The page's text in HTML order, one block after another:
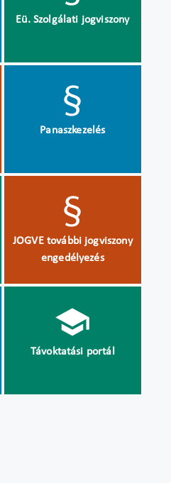
Eü. Szolgálati jogviszony
Panaszkezelés
JOGVE további jogviszony
engedélyezés
Távoktatási portál